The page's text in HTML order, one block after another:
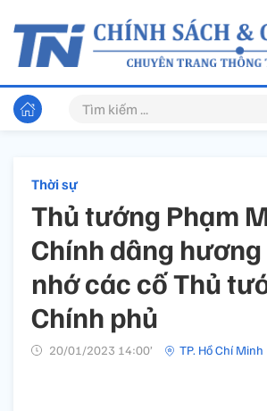
Thời sự
Thủ tướng Phạm
Chính dâng
nhớ các cố Thủ
Chính phủ
20/01/2023 14:00’ TP. Hồ Chí Minh